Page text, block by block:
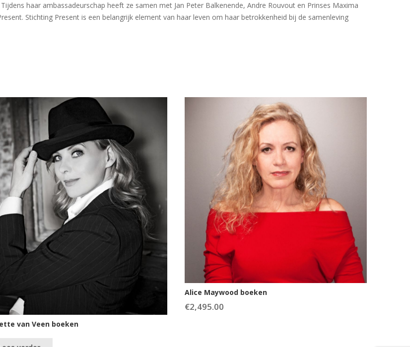
haar ambassadeurschap heeft ze samen met Jan Peter Balkenende, Andre Rouvout en Prinses Maxima
Stichting Present is een belangrijk element van haar leven om haar betrokkenheid bij de samenleving
van Veen boeken
Alice Maywood boeken
€2,495.00